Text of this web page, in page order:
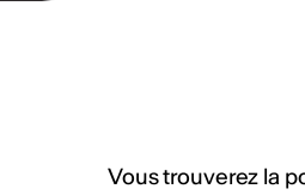
Vous trouverez la